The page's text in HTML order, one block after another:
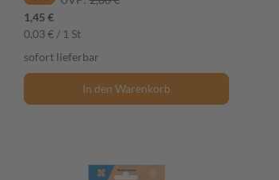
1,45 €
0,03 € / 1 St
sofort lieferbar
In den Warenkorb